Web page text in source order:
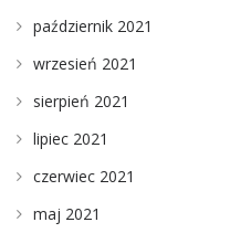
październik 2021
wrzesień 2021
sierpień 2021
lipiec 2021
czerwiec 2021
maj 2021